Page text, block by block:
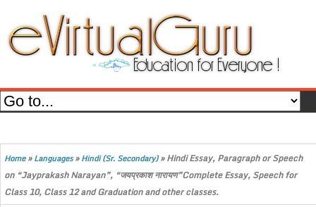
Home»Languages»Hindi (Sr. Secondary)»Hindi Essay, Paragraph or Speech
on “Jayprakash Narayan”, “जयप्रकाश नारायण”Complete Essay, Speech for
Class 10, Class 12 and Graduation and other classes.